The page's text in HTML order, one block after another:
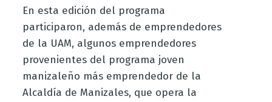
En esta edición del programa
participaron, además de emprendedores
de la UAM, algunos emprendedores
provenientes del programa joven
manizaleño más emprendedor de la
Alcaldía de Manizales, que opera la